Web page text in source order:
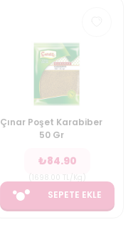
Çınar Poşet Karabiber
50 Gr
₺84.90
SEPETE EKLE